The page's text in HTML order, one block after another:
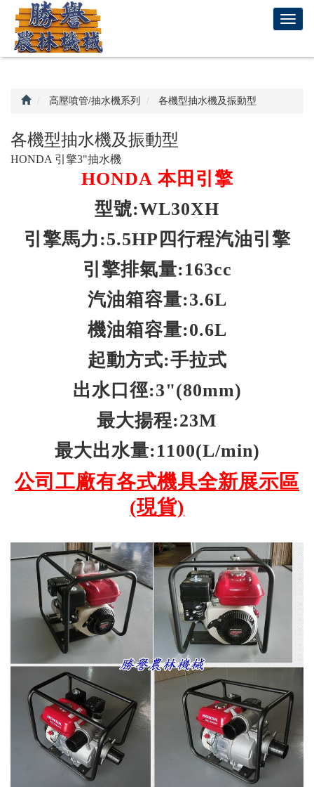
T
o
回
首
頁
高壓噴管/抽水機系列 各機型抽水機及振動型
各機型抽水機及振動型
HONDA 引擎3"抽水機
HONDA 本田引擎
型號:WL30XH
引擎馬力:5.5HP四行程汽油引擎
引擎排氣量:163cc
汽油箱容量:3.6L
機油箱容量:0.6L
起動方式:手拉式
出水口徑:3"(80mm)
最大揚程:23M
最大出水量:1100(L/min)
公司工廠有各式機具全新展示區
(現貨)